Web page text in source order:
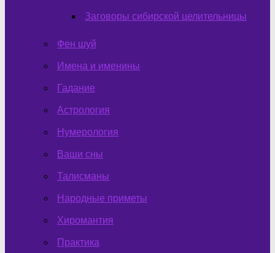
Заговоры сибирской целительницы
Фен шуй
Имена и именины
Гадание
Астрология
Нумерология
Ваши сны
Талисманы
Народные приметы
Хиромантия
Практика